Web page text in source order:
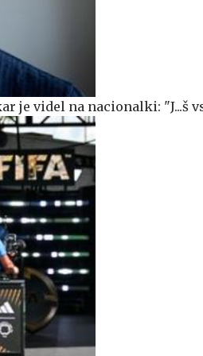
je videl na nacionalki: "J...š